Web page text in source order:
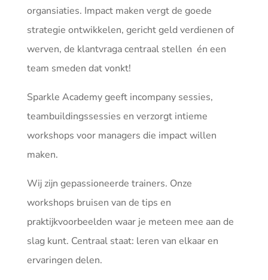
organsiaties. Impact maken vergt de goede
strategie ontwikkelen, gericht geld verdienen of
werven, de klantvraga centraal stellen én een
team smeden dat vonkt!
Sparkle Academy geeft incompany sessies,
teambuildingssessies en verzorgt intieme
workshops voor managers die impact willen
maken.
Wij zijn gepassioneerde trainers. Onze
workshops bruisen van de tips en
praktijkvoorbeelden waar je meteen mee aan de
slag kunt. Centraal staat: leren van elkaar en
ervaringen delen.